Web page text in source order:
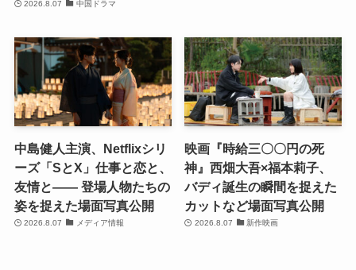
2026.8.07 中国ドラマ
中島健人主演、Netflixシリ
ーズ「SとX」仕事と恋と、
友情と―― 登場人物たちの
姿を捉えた場面写真公開
2026.8.07 メディア情報
映画『時給三〇〇円の死
神』西畑大吾×福本莉子、
バディ誕生の瞬間を捉えた
カットなど場面写真公開
2026.8.07 新作映画